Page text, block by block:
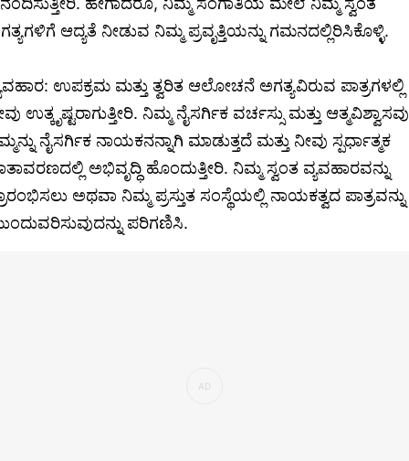
ಆದ್ಯತೆ ನೀಡುವ ನಿಮ್ಮ ಪ್ರವೃತ್ತಿಯನ್ನು ಗಮನದಲ್ಲಿರಿಸಿಕೊಳ್ಳಿ.
ಉಪಕ್ರಮ ಮತ್ತು ತ್ವರಿತ ಆಲೋಚನೆ ಅಗತ್ಯವಿರುವ ಪಾತ್ರಗಳಲ್ಲಿ
ಉತ್ಕೃಷ್ಟರಾಗುತ್ತೀರಿ. ನಿಮ್ಮ ನೈಸರ್ಗಿಕ ವರ್ಚಸ್ಸು ಮತ್ತು ಆತ್ಮವಿಶ್ವಾಸವು
ನೈಸರ್ಗಿಕ ನಾಯಕನನ್ನಾಗಿ ಮಾಡುತ್ತದೆ ಮತ್ತು ನೀವು ಸ್ಪರ್ಧಾತ್ಮಕ
ಅಭಿವೃದ್ಧಿ ಹೊಂದುತ್ತೀರಿ. ನಿಮ್ಮ ಸ್ವಂತ ವ್ಯವಹಾರವನ್ನು
ಅಥವಾ ನಿಮ್ಮ ಪ್ರಸ್ತುತ ಸಂಸ್ಥೆಯಲ್ಲಿ ನಾಯಕತ್ವದ ಪಾತ್ರವನ್ನು
ಪರಿಗಣಿಸಿ.